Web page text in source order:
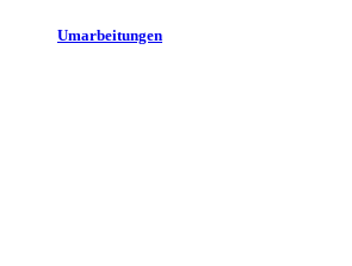
Umarbeitungen